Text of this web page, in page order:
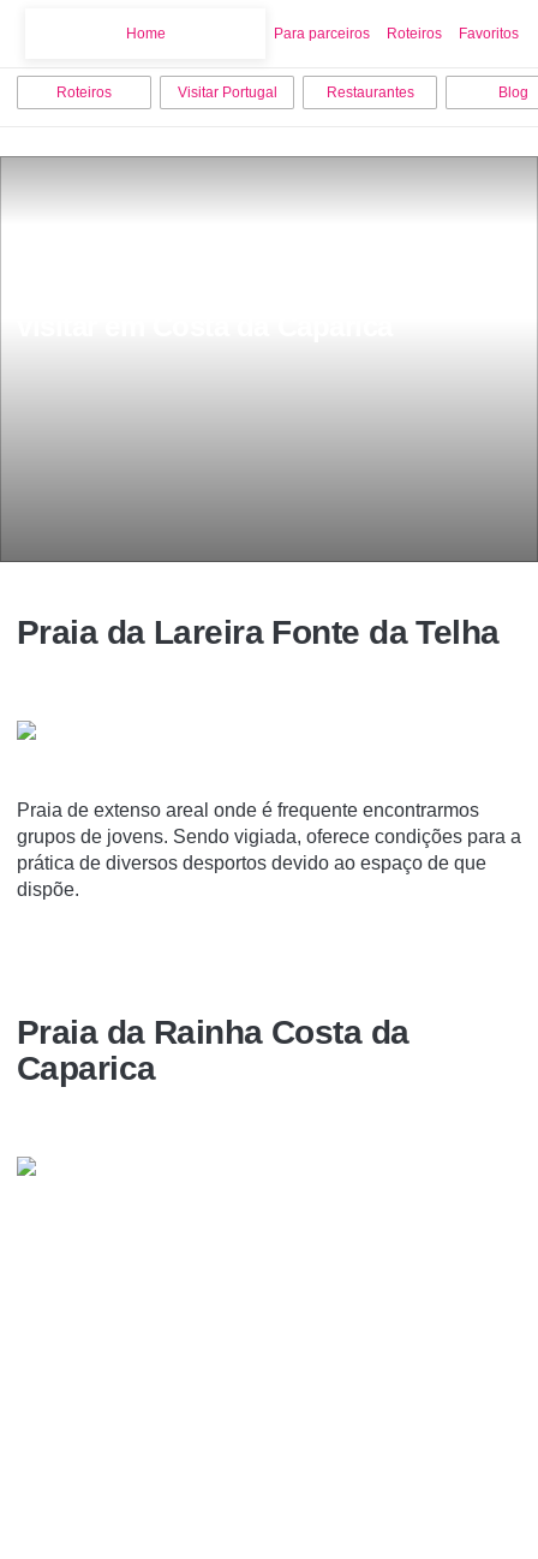
Home Para parceiros Roteiros Favoritos
Roteiros Visitar Portugal Restaurantes Blog
Praia da Lareira Fonte da Telha
Praia de extenso areal onde é frequente encontrarmos
grupos de jovens. Sendo vigiada, oferece condições para a
prática de diversos desportos devido ao espaço de que
dispõe.
Praia da Rainha Costa da
Caparica